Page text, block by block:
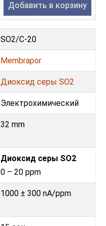
Добавить в корзину
SO2/C-20
Membrapor
Диоксид серы SO2
Электрохимический
32 mm
Диоксид серы SO2
0 – 20 ppm
1000 ± 300 nA/ppm